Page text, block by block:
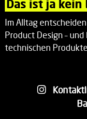
Das ist ja kein
Im Alltag
Product Design –
technischen
Kontakt